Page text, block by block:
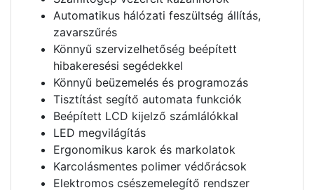
Automatikus hálózati feszültség állítás,
zavarszűrés
Könnyű szervizelhetőség beépített
hibakeresési segédekkel
Könnyű beüzemelés és programozás
Tisztítást segítő automata funkciók
Beépített LCD kijelző számlálókkal
LED megvilágítás
Ergonomikus karok és markolatok
Karcolásmentes polimer védőrácsok
Elektromos csészemelegítő rendszer